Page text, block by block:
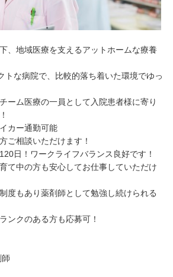
、地域医療を支えるアットホームな療養
トな病院で、比較的落ち着いた環境でゆっ
ーム医療の一員として入院患者様に寄り
カー通勤可能
ご相談いただけます！
日！ワークライフバランス良好です！
て中の方も安心してお仕事していただけ
度もあり薬剤師として勉強し続けられる
ンクのある方も応募可！
師